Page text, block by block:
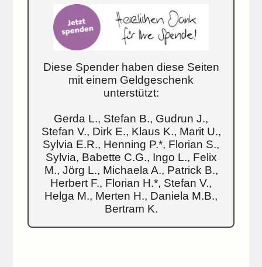
Diese Spender haben diese Seiten
mit einem Geldgeschenk
unterstützt:
Gerda L., Stefan B., Gudrun J.,
Stefan V., Dirk E., Klaus K., Marit U.,
Sylvia E.R., Henning P.*, Florian S.,
Sylvia, Babette C.G., Ingo L., Felix
M., Jörg L., Michaela A., Patrick B.,
Herbert F., Florian H.*, Stefan V.,
Helga M., Merten H., Daniela M.B.,
Bertram K.